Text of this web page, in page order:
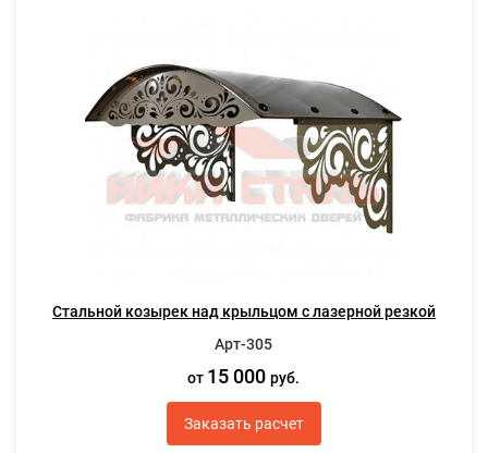
Стальной козырек над крыльцом с лазерной резкой
Арт-305
от 15 000руб.
Заказать расчет